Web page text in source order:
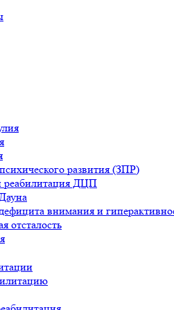
развития (ЗПР)
реабилитация ДЦП
внимания и
отсталость